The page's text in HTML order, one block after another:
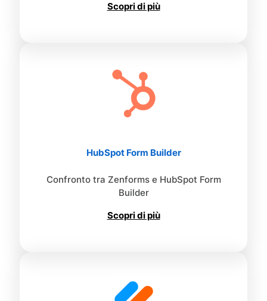
Scopri di più
HubSpot Form Builder
Confronto tra Zenforms e HubSpot Form
Builder
Scopri di più